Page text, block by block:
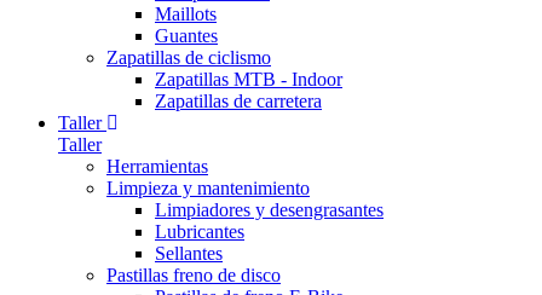
Maillots
Guantes
Zapatillas de ciclismo
Zapatillas MTB - Indoor
Zapatillas de carretera
Taller
Taller
Herramientas
Limpieza y mantenimiento
Limpiadores y desengrasantes
Lubricantes
Sellantes
Pastillas freno de disco